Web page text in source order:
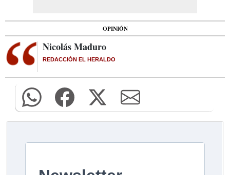
OPINIÓN
Nicolás Maduro
REDACCIÓN EL HERALDO